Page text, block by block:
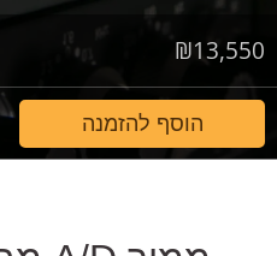
₪13,550
הוסף להזמנה